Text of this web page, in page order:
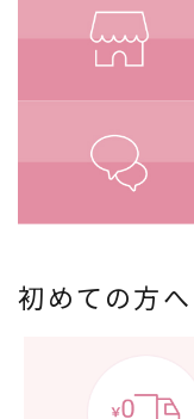
初めての方へ